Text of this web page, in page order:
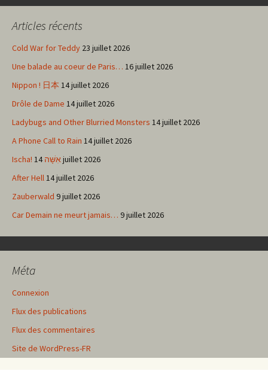
des
articles
Articles récents
Cold War for Teddy 23 juillet 2026
Une balade au coeur de Paris… 16 juillet 2026
Nippon ! 日本 14 juillet 2026
Drôle de Dame 14 juillet 2026
Ladybugs and Other Blurried Monsters 14 juillet 2026
A Phone Call to Rain 14 juillet 2026
Ischa! אִשָּׁה14 juillet 2026
After Hell14 juillet 2026
Zauberwald 9 juillet 2026
Car Demain ne meurt jamais… 9 juillet 2026
Méta
Connexion
Flux des publications
Flux des commentaires
Site de WordPress-FR